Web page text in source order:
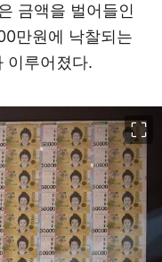
금액을 벌어들인
만원에 낙찰되는
이루어졌다.